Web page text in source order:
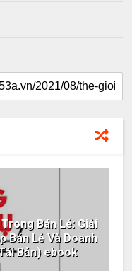
Bán Lẻ: Giải
Bán Lẻ Và Doanh
Bản) ebook